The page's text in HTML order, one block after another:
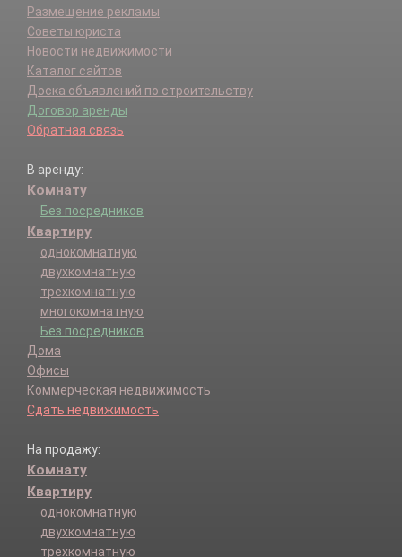
Размещение рекламы
Советы юриста
Новости недвижимости
Каталог сайтов
Доска объявлений по строительству
Договор аренды
Обратная связь
В аренду:
Комнату
Без посредников
Квартиру
однокомнатную
двухкомнатную
трехкомнатную
многокомнатную
Без посредников
Дома
Офисы
Коммерческая недвижимость
Сдать недвижимость
На продажу:
Комнату
Квартиру
однокомнатную
двухкомнатную
трехкомнатную